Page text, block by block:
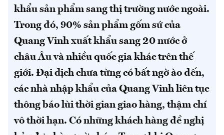
khẩu sản phẩm sang thị trường nước ngoài.
Trong đó, 90% sản phẩm gốm sứ của
Quang Vinh xuất khẩu sang 20 nước ở
châu Âu và nhiều quốc gia khác trên thế
giới. Đại dịch chưa từng có bất ngờ ào đến,
các nhà nhập khẩu của Quang Vinh liên tục
thông báo lùi thời gian giao hàng, thậm chí
vô thời hạn. Có những khách hàng đề nghị